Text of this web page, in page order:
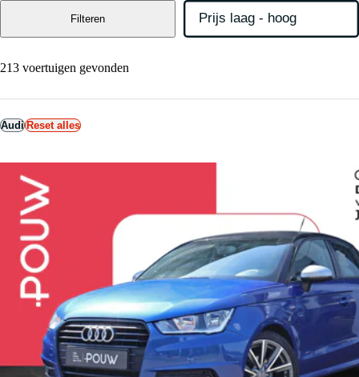
213 voertuigen gevonden
Filteren
AudiReset alles